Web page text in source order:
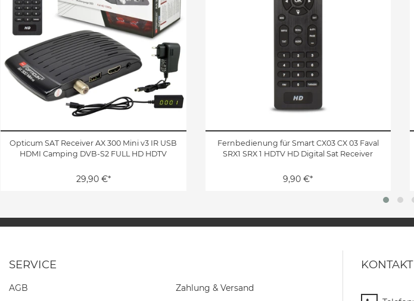
Opticum SAT Receiver AX 300 Mini v3 IR USB
HDMI Camping DVB-S2 FULL HD HDTV
29,90 €*
Fernbedienung für Smart CX03 CX 03 Faval
SRX1 SRX 1 HDTV HD Digital Sat Receiver
9,90 €*
SERVICE
AGB Zahlung & Versand
KONTAKT